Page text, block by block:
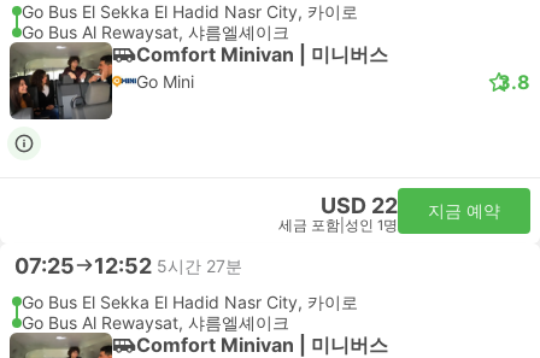
Go Bus El Sekka El Hadid Nasr City, 카이로
Go Bus Al Rewaysat, 샤름엘셰이크
Comfort Minivan | 미니버스
Go Mini 3.8
USD 22
세금 포함 성인 1명
지금 예약
07:25 12:52 5시간 27분
Go Bus El Sekka El Hadid Nasr City, 카이로
Go Bus Al Rewaysat, 샤름엘셰이크
Comfort Minivan | 미니버스